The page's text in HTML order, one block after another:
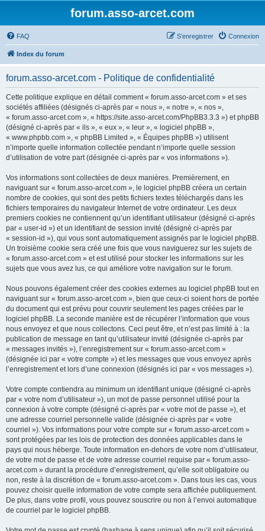
forum.asso-arcet.com
FAQ Connexion
S’enregistrer
Index du forum
forum.asso-arcet.com - Politique de confidentialité
Cette politique explique en détail comment « forum.asso-arcet.com » et ses
sociétés affiliées (désignés ci-après par « nous », « notre », « nos »,
« forum.asso-arcet.com », « https://site.asso-arcet.com/PhpBB3.3.3 ») et phpBB
(désigné ci-après par « ils », « eux », « leur », « logiciel phpBB »,
« www.phpbb.com », « phpBB Limited », « Équipes phpBB ») utilisent
n’importe quelle information collectée pendant n’importe quelle session
d’utilisation de votre part (désignée ci-après par « vos informations »).
Vos informations sont collectées de deux manières. Premièrement, en
naviguant sur « forum.asso-arcet.com », le logiciel phpBB créera un certain
nombre de cookies, qui sont des petits fichiers textes téléchargés dans les
fichiers temporaires du navigateur Internet de votre ordinateur. Les deux
premiers cookies ne contiennent qu’un identifiant utilisateur (désigné ci-après
par « user-id ») et un identifiant de session invité (désigné ci-après par
« session-id »), qui vous sont automatiquement assignés par le logiciel phpBB.
Un troisième cookie sera créé une fois que vous naviguerez sur les sujets de
« forum.asso-arcet.com » et est utilisé pour stocker les informations sur les
sujets que vous avez lus, ce qui améliore votre navigation sur le forum.
Nous pouvons également créer des cookies externes au logiciel phpBB tout en
naviguant sur « forum.asso-arcet.com », bien que ceux-ci soient hors de portée
du document qui est prévu pour couvrir seulement les pages créées par le
logiciel phpBB. La seconde manière est de récupérer l’information que vous
nous envoyez et que nous collectons. Ceci peut être, et n’est pas limité à : la
publication de message en tant qu’utilisateur invité (désignée ci-après par
« messages invités »), l’enregistrement sur « forum.asso-arcet.com »
(désignée ici par « votre compte ») et les messages que vous envoyez après
l’enregistrement et lors d’une connexion (désignés ici par « vos messages »).
Votre compte contiendra au minimum un identifiant unique (désigné ci-après
par « votre nom d’utilisateur »), un mot de passe personnel utilisé pour la
connexion à votre compte (désigné ci-après par « votre mot de passe »), et
une adresse courriel personnelle valide (désignée ci-après par « votre
courriel »). Vos informations pour votre compte sur « forum.asso-arcet.com »
sont protégées par les lois de protection des données applicables dans le
pays qui nous héberge. Toute information en-dehors de votre nom d’utilisateur,
de votre mot de passe et de votre adresse courriel requise par « forum.asso-
arcet.com » durant la procédure d’enregistrement, qu’elle soit obligatoire ou
non, reste à la discrétion de « forum.asso-arcet.com ». Dans tous les cas, vous
pouvez choisir quelle information de votre compte sera affichée publiquement.
De plus, dans votre profil, vous pouvez souscrire ou non à l’envoi automatique
de courriel par le logiciel phpBB.